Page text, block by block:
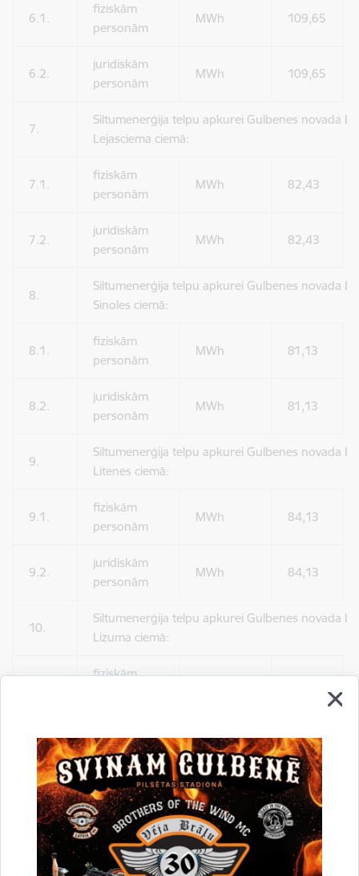
6.1.
fiziskām
personām
MWh 109,65
6.2.
juridiskām
personām
MWh 109,65
7.
Siltumenerģija telpu apkurei Gulbenes novada
Lejasciema ciemā:
7.1.
fiziskām
personām
MWh 82,43
7.2.
juridiskām
personām
MWh 82,43
8.
Siltumenerģija telpu apkurei Gulbenes novada
Sinoles ciemā:
8.1.
fiziskām
personām
MWh 81,13
8.2.
juridiskām
personām
MWh 81,13
9.
Siltumenerģija telpu apkurei Gulbenes novada
Litenes ciemā:
9.1.
fiziskām
personām
MWh 84,13
9.2.
juridiskām
personām
MWh 84,13
10.
Siltumenerģija telpu apkurei Gulbenes novada
Lizuma ciemā:
fiziskām
10.2.
personām
MWh 54,42
11.
Siltumenerģija telpu apkurei Gulbenes novada
Rankas ciemā:
11.1.
fiziskām
personām
MWh 89,14